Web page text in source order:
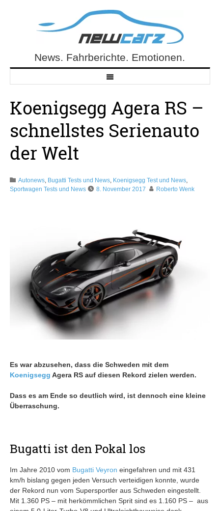
NewCarz.deNews. Fahrberichte. Emotionen.
Koenigsegg Agera RS –
schnellstes Serienauto
der Welt
Autonews, Bugatti Tests und News, Koenigsegg Test und News,
Sportwagen Tests und News
8. November 2017 Roberto Wenk
Es war abzusehen, dass die Schweden mit dem
Koenigsegg Agera RS auf diesen Rekord zielen werden.
Dass es am Ende so deutlich wird, ist dennoch eine kleine
Überraschung.
Bugatti ist den Pokal los
Im Jahre 2010 vom Bugatti Veyron eingefahren und mit 431
km/h bislang gegen jeden Versuch verteidigen konnte, wurde
der Rekord nun vom Supersportler aus Schweden eingestellt.
Mit 1.360 PS – mit herkömmlichen Sprit sind es 1.160 PS – aus